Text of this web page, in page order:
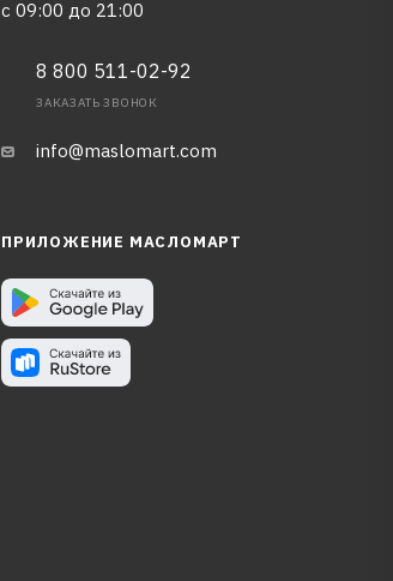
с 09:00 до 21:00
8 800 511-02-92
ЗАКАЗАТЬ ЗВОНОК
info@maslomart.com
ПРИЛОЖЕНИЕ МАСЛОМАРТ